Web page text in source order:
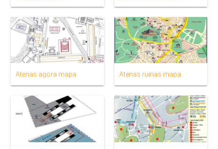
Atenas agora mapa Atenas ruinas mapa